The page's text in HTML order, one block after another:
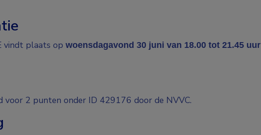
vindt plaats op woensdagavond 30 juni van 18.00 tot 21.45 uur
voor 2 punten onder ID 429176 door de NVVC.